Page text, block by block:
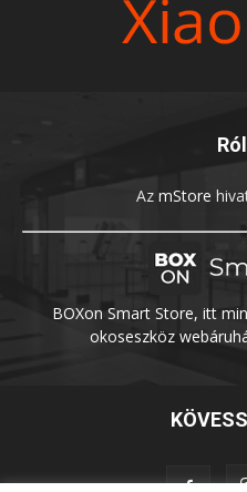
Az mStore
BOXon Smart Store, itt
okoseszköz